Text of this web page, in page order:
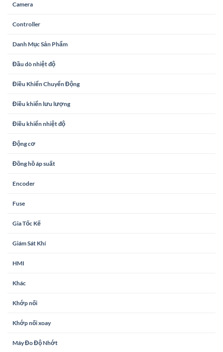
Camera
Controller
Danh Mục Sản Phẩm
Đầu dò nhiệt độ
Điều Khiển Chuyển Động
Điều khiển lưu lượng
Điều khiển nhiệt độ
Động cơ
Đồng hồ áp suất
Encoder
Fuse
Gia Tốc Kế
Giám Sát Khí
HMI
Khác
Khớp nối
Khớp nối xoay
Máy Đo Độ Nhớt